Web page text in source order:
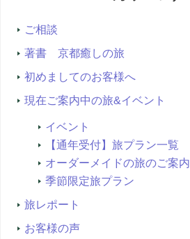
ご相談
著書 京都癒しの旅
初めましてのお客様へ
現在ご案内中の旅&イベント
イベント
【通年受付】旅プラン一覧
オーダーメイドの旅のご案内
季節限定旅プラン
旅レポート
お客様の声